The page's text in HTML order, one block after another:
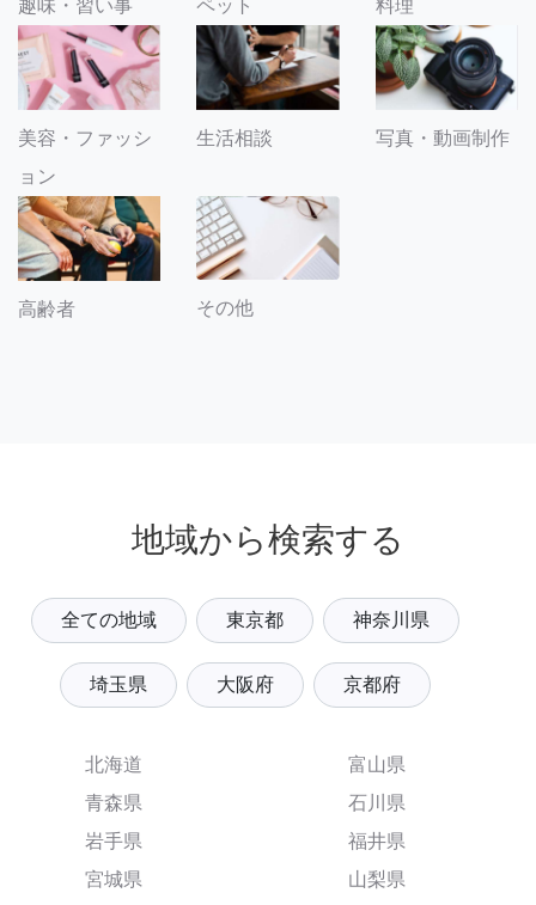
趣味・習い事 ペット 料理
美容・ファッシ
ョン
生活相談 写真・動画制作
高齢者 その他
地域から検索する
全ての地域 東京都 神奈川県
埼玉県 大阪府 京都府
北海道
青森県
岩手県
宮城県
富山県
石川県
福井県
山梨県